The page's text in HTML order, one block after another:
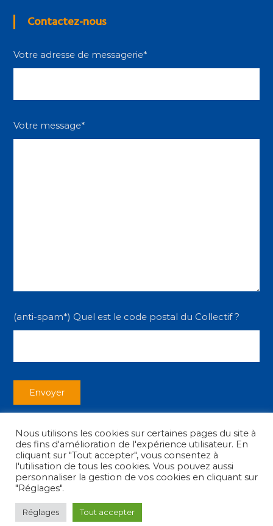
Contactez-nous
Votre adresse de messagerie*
Votre message*
(anti-spam*) Quel est le code postal du Collectif ?
Copyright © 2026Collectif des Associations|Mentions légales
facebook
Nous utilisons les cookies sur certaines pages du site à
des fins d'amélioration de l'expérience utilisateur. En
cliquant sur "Tout accepter", vous consentez à
l'utilisation de tous les cookies. Vous pouvez aussi
personnaliser la gestion de vos cookies en cliquant sur
"Réglages".
Réglages Tout accepter